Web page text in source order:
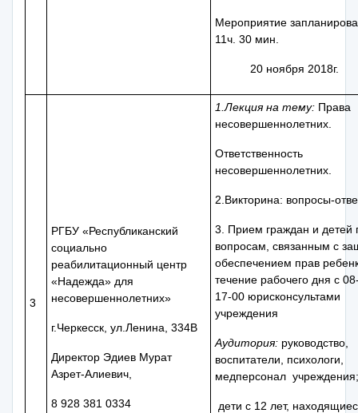
Мероприятие
11ч. 30 мин.
20 ноября 2018г.
3
РГБУ «Республиканский
социально
реабилитационный центр
«Надежда» для
несовершеннолетних»
г.Черкесск, ул.Ленина, 334В
Директор Эдиев Мурат
Азрет-Алиевич,
8 928 381 0334
1.Лекция на тему: Права
несовершеннолетних.
Ответственность
несовершеннолетних.
2.Викторина: вопросы-
3. Прием граждан и детей
вопросам, связанным с
обеспечением прав
течение рабочего дня с
17-00 юрисконсультами
учреждения
Аудитория: руководство,
воспитатели, психологи,
медперсонал учреждения;
дети с 12 лет,